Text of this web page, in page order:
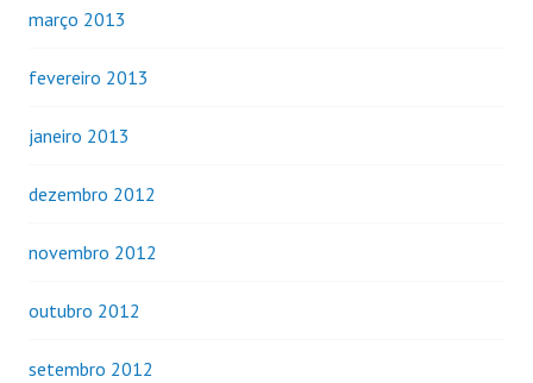
março 2013
fevereiro 2013
janeiro 2013
dezembro 2012
novembro 2012
outubro 2012
setembro 2012